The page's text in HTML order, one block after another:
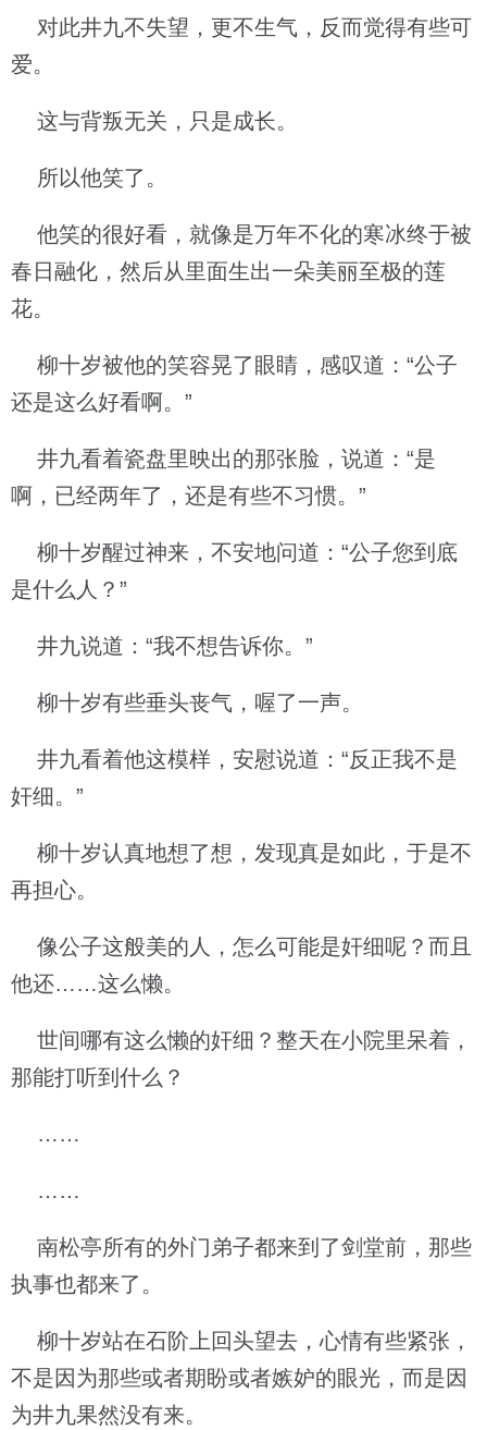
对此井九不失望，更不生气，反而觉得有些可
爱。
这与背叛无关，只是成长。
所以他笑了。
他笑的很好看，就像是万年不化的寒冰终于被
春日融化，然后从里面生出一朵美丽至极的莲
花。
柳十岁被他的笑容晃了眼睛，感叹道：“公子
还是这么好看啊。”
井九看着瓷盘里映出的那张脸，说道：“是
啊，已经两年了，还是有些不习惯。”
柳十岁醒过神来，不安地问道：“公子您到底
是什么人？”
井九说道：“我不想告诉你。”
柳十岁有些垂头丧气，喔了一声。
井九看着他这模样，安慰说道：“反正我不是
奸细。”
柳十岁认真地想了想，发现真是如此，于是不
再担心。
像公子这般美的人，怎么可能是奸细呢？而且
他还……这么懒。
世间哪有这么懒的奸细？整天在小院里呆着，
那能打听到什么？
……
……
南松亭所有的外门弟子都来到了剑堂前，那些
执事也都来了。
柳十岁站在石阶上回头望去，心情有些紧张，
不是因为那些或者期盼或者嫉妒的眼光，而是因
为井九果然没有来。